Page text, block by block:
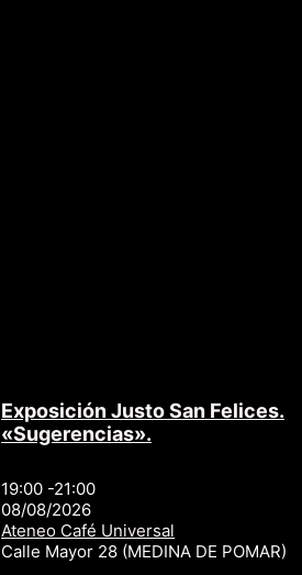
Exposición Justo San Felices.
«Sugerencias».
19:00 -21:00
08/08/2026
Ateneo Café Universal
Calle Mayor 28 (MEDINA DE POMAR)